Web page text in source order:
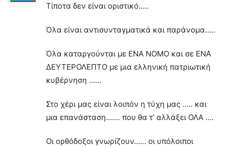
Τίποτα δεν είναι οριστικό…..
Όλα είναι αντισυνταγματικά και παράνομα…..
Όλα καταργούνται με ΕΝΑ ΝΟΜΟ και σε ΕΝΑ
ΔΕΥΤΕΡΟΛΕΠΤΟ με μια ελληνική πατριωτική
κυβέρνηση ……
Στο χέρι μας είναι λοιπόν η τύχη μας ….. και
μια επανάσταση……. που θα τ’ αλλάξει ΟΛΑ ….
Οι ορθόδοξοι γνωρίζουν…… οι υπόλοιποι